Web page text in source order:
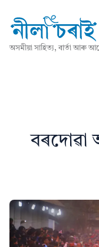
অসমীয়া সাহিত্য, বাৰ্তা আৰু
বৰদোৱা